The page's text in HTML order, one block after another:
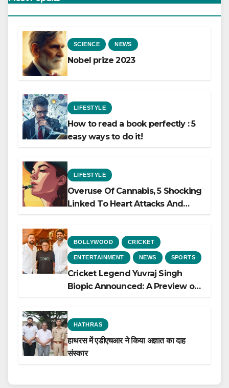
SCIENCE NEWS
Nobel prize 2023
LIFESTYLE
How to read a book perfectly : 5
easy ways to do it!
LIFESTYLE
Overuse Of Cannabis, 5 Shocking
Linked To Heart Attacks And
BOLLYWOOD CRICKET
ENTERTAINMENT NEWS SPORTS
Cricket Legend Yuvraj Singh
Biopic Announced: A Preview of
HATHRAS
हाथरस में एडीएचआर ने किया अज्ञात का दाह
संस्कार